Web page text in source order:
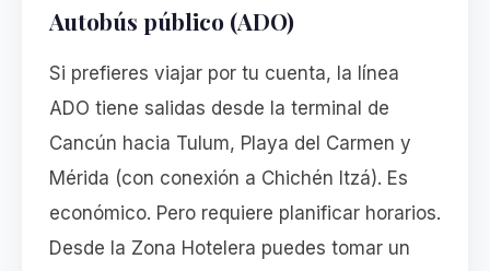
Autobús público (ADO)
Si prefieres viajar por tu cuenta, la línea
ADO tiene salidas desde la terminal de
Cancún hacia Tulum, Playa del Carmen y
Mérida (con conexión a Chichén Itzá). Es
económico. Pero requiere planificar horarios.
Desde la Zona Hotelera puedes tomar un